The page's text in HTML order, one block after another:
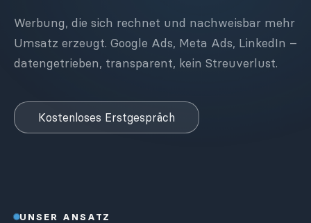
Werbung, die sich rechnet und nachweisbar mehr
Umsatz erzeugt. Google Ads, Meta Ads, LinkedIn –
datengetrieben, transparent, kein Streuverlust.
Kostenloses Erstgespräch
UNSER ANSATZ